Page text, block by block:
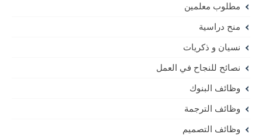
مطلوب معلمين
منح دراسية
نسيان و ذكريات
نصائح للنجاح في العمل
وظائف البنوك
وظائف الترجمة
وظائف التصميم